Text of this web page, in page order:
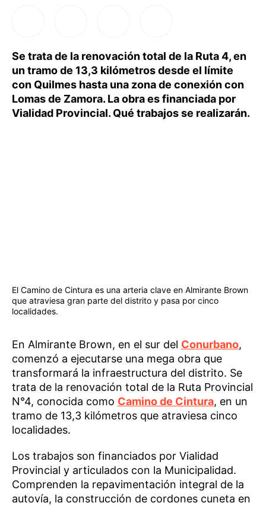
Se trata de la renovación total de la Ruta 4, en
un tramo de 13,3 kilómetros desde el límite
con Quilmes hasta una zona de conexión con
Lomas de Zamora. La obra es financiada por
Vialidad Provincial. Qué trabajos se realizarán.
El Camino de Cintura es una arteria clave en Almirante Brown
que atraviesa gran parte del distrito y pasa por cinco
localidades.
En Almirante Brown, en el sur del Conurbano,
comenzó a ejecutarse una mega obra que
transformará la infraestructura del distrito. Se
trata de la renovación total de la Ruta Provincial
N°4, conocida como Camino de Cintura, en un
tramo de 13,3 kilómetros que atraviesa cinco
localidades.
Los trabajos son financiados por Vialidad
Provincial y articulados con la Municipalidad.
Comprenden la repavimentación integral de la
autovía, la construcción de cordones cuneta en